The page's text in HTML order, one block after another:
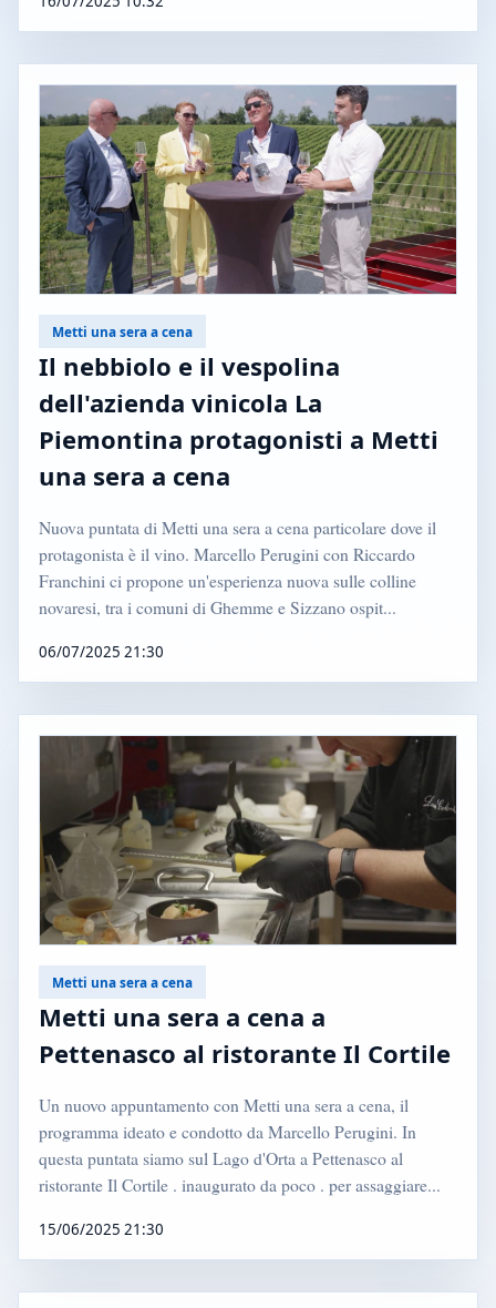
Metti una sera a cena
Il nebbiolo e il vespolina
dell'azienda vinicola La
Piemontina protagonisti a Metti
una sera a cena
Nuova puntata di Metti una sera a cena particolare dove il
protagonista è il vino. Marcello Perugini con Riccardo
Franchini ci propone un'esperienza nuova sulle colline
novaresi, tra i comuni di Ghemme e Sizzano ospit...
06/07/2025 21:30
Metti una sera a cena
Metti una sera a cena a
Pettenasco al ristorante Il Cortile
Un nuovo appuntamento con Metti una sera a cena, il
programma ideato e condotto da Marcello Perugini. In
questa puntata siamo sul Lago d'Orta a Pettenasco al
ristorante Il Cortile . inaugurato da poco . per assaggiare...
15/06/2025 21:30